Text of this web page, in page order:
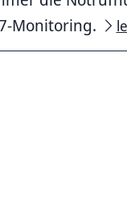
Monitoring.